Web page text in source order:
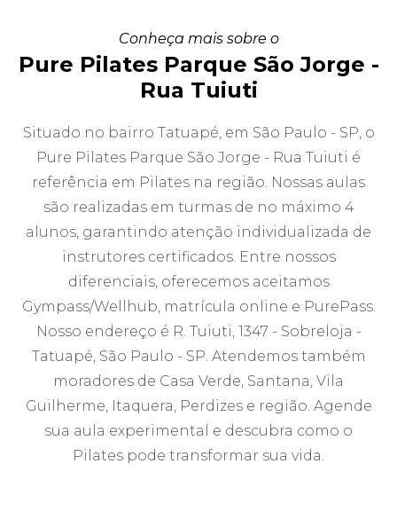
Conheça mais sobre o
Pure Pilates Parque São Jorge -
Rua Tuiuti
Situado no bairro Tatuapé, em São Paulo - SP, o
Pure Pilates Parque São Jorge - Rua Tuiuti é
referência em Pilates na região. Nossas aulas
são realizadas em turmas de no máximo 4
alunos, garantindo atenção individualizada de
instrutores certificados. Entre nossos
diferenciais, oferecemos aceitamos
Gympass/Wellhub, matrícula online e PurePass.
Nosso endereço é R. Tuiuti, 1347 - Sobreloja -
Tatuapé, São Paulo - SP. Atendemos também
moradores de Casa Verde, Santana, Vila
Guilherme, Itaquera, Perdizes e região. Agende
sua aula experimental e descubra como o
Pilates pode transformar sua vida.